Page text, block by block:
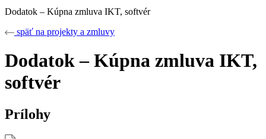
Dodatok – Kúpna zmluva IKT, softvér
späť na projekty a zmluvy
Dodatok – Kúpna zmluva IKT,
softvér
Prílohy